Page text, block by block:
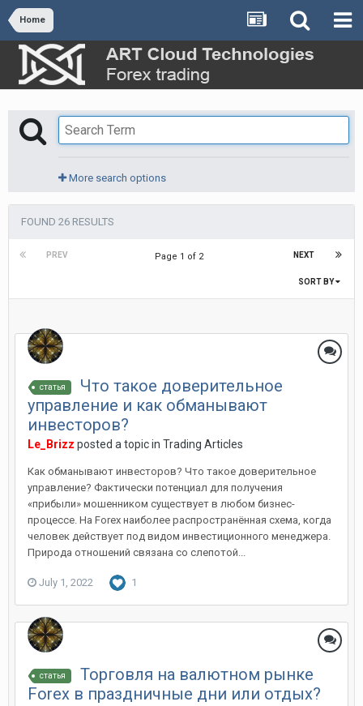
Home
More search options
FOUND 26 RESULTS
PREV NEXT
Page 1 of 2
SORT BY
статья
Что такое доверительное
управление и как обманывают
инвесторов?
Le_Brizz posted a topic in Trading Articles
Как обманывают инвесторов? Что такое доверительное
управление? Фактически потенциал для получения
«прибыли» мошенником существует в любом бизнес-
процессе. На Forex наиболее распространённая схема, когда
человек действует под видом инвестиционного менеджера.
Природа отношений связана со слепотой...
July 1, 2022 1
статья
Торговля на валютном рынке
Forex в праздничные дни или отдых?